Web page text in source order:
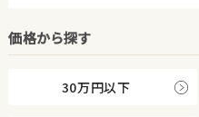
価格から探す
30万円以下